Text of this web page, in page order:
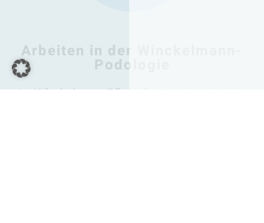
Arbeiten in der Winckelmann-
Podologie
ImWinckelmann Pflegedienst